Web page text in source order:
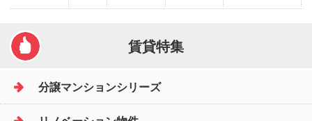
賃貸特集
分譲マンションシリーズ